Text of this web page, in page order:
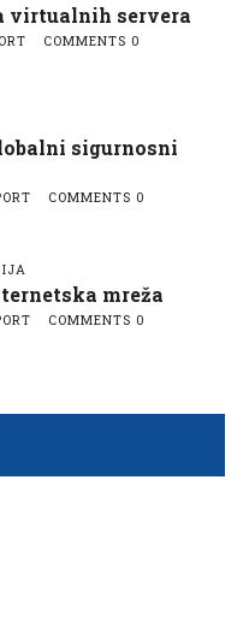
virtualnih servera
COMMENTS 0
sigurnosni
COMMENTS 0
mreža
COMMENTS 0